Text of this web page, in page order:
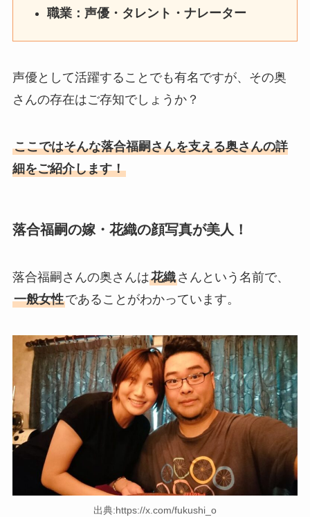
職業：声優・タレント・ナレーター
声優として活躍することでも有名ですが、その奥
さんの存在はご存知でしょうか？
ここではそんな落合福嗣さんを支える奥さんの詳
細をご紹介します！
落合福嗣の嫁・花織の顔写真が美人！
落合福嗣さんの奥さんは花織さんという名前で、
一般女性であることがわかっています。
出典:https://x.com/fukushi_o